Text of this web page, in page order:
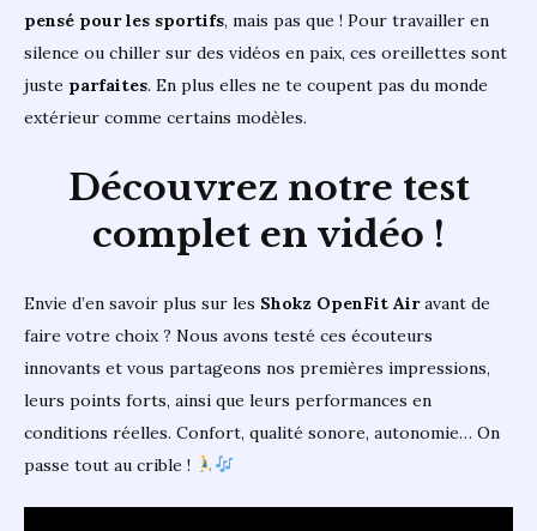
pensé pour les sportifs, mais pas que ! Pour travailler en
silence ou chiller sur des vidéos en paix, ces oreillettes sont
juste parfaites. En plus elles ne te coupent pas du monde
extérieur comme certains modèles.
Découvrez notre test
complet en vidéo !
Envie d’en savoir plus sur les Shokz OpenFit Airavant de
faire votre choix ? Nous avons testé ces écouteurs
innovants et vous partageons nos premières impressions,
leurs points forts, ainsi que leurs performances en
conditions réelles. Confort, qualité sonore, autonomie… On
passe tout au crible !